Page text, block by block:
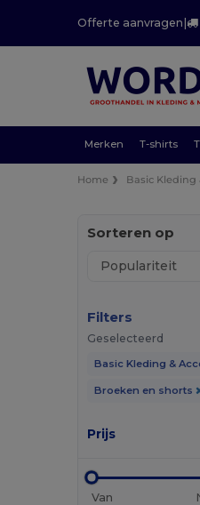
Offerte aanvragen |
Merken T-shirts
Home Basic Kleding
Sorteren op
Filters
Geselecteerd
Basic Kleding &
Broeken en shorts
Prijs
Van